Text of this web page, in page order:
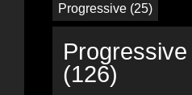
Progressive (25)
(126)